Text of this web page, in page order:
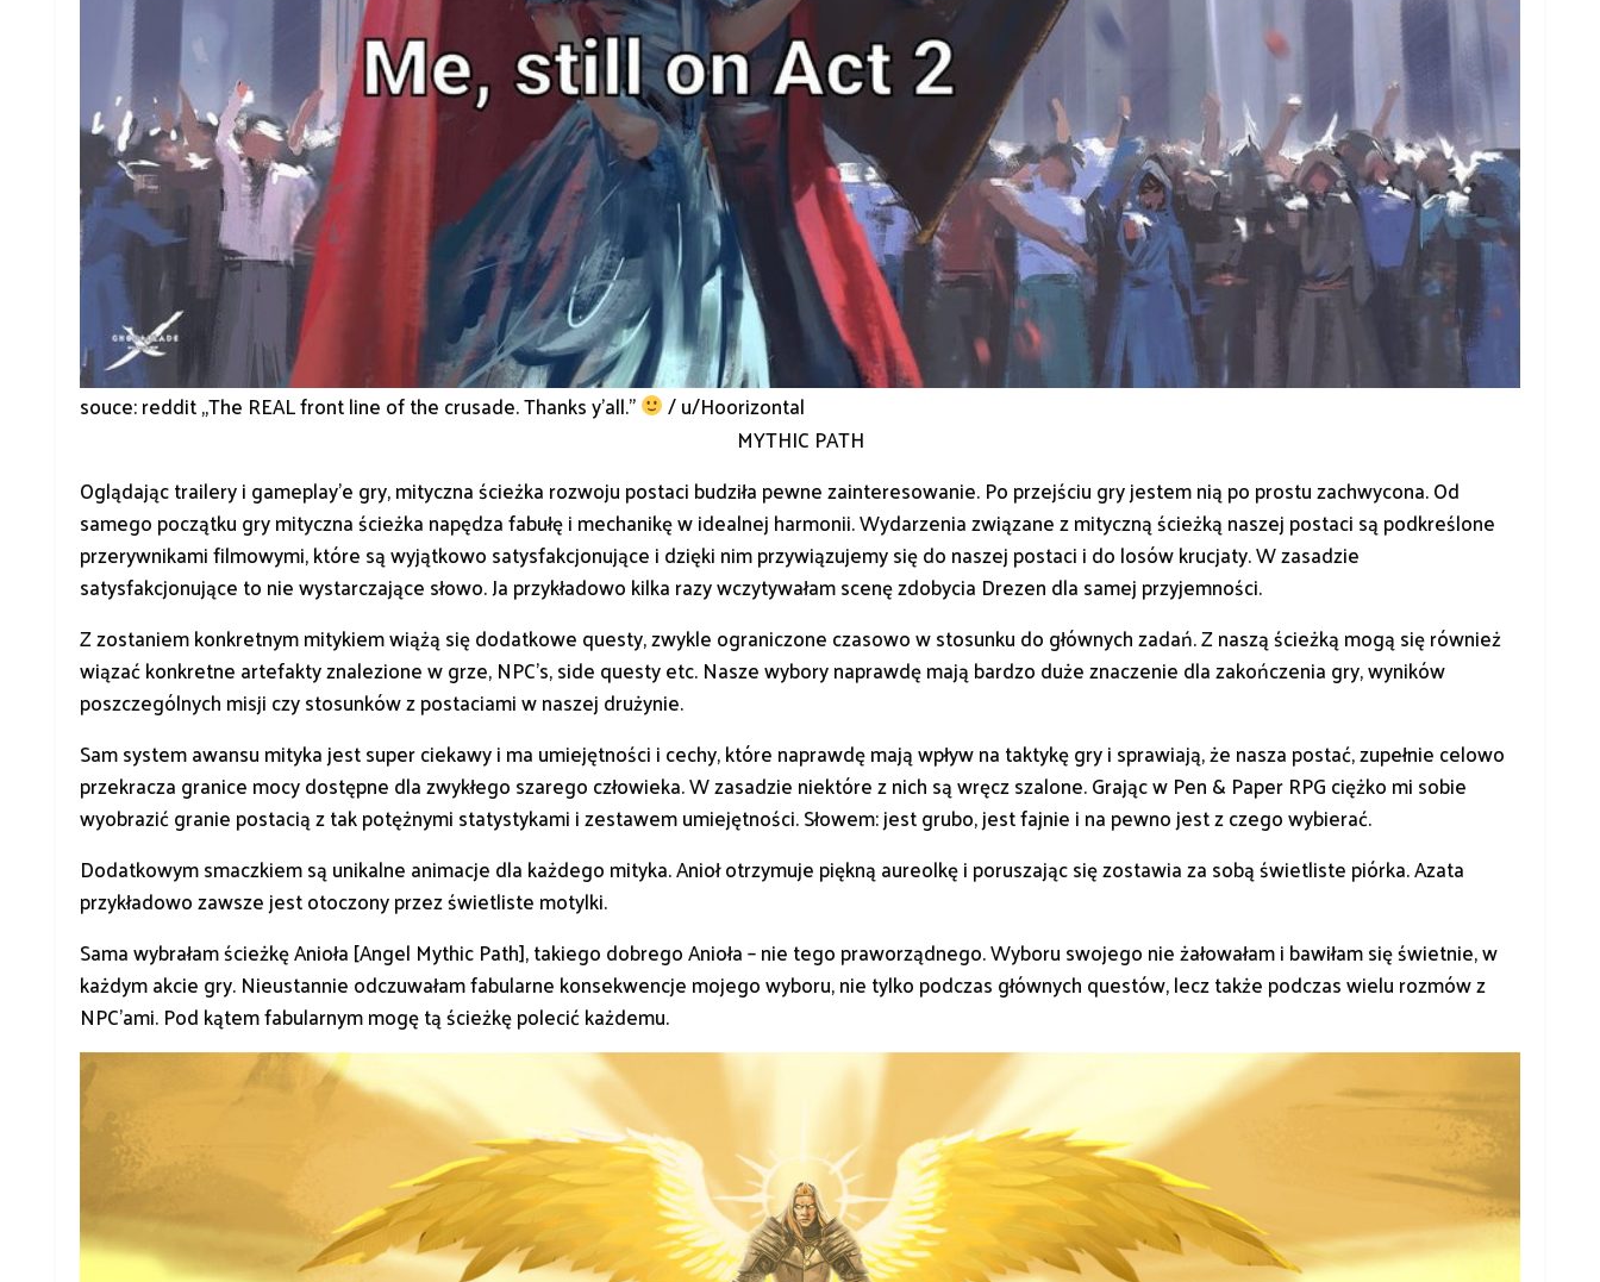
souce: reddit „The REAL front line of the crusade. Thanks y’all.”
/ u/Hoorizontal
MYTHIC PATH
Oglądając trailery i gameplay’e gry, mityczna ścieżka rozwoju postaci budziła pewne zainteresowanie. Po przejściu gry jestem nią po prostu zachwycona. Od
samego początku gry mityczna ścieżka napędza fabułę i mechanikę w idealnej harmonii. Wydarzenia związane z mityczną ścieżką naszej postaci są podkreślone
przerywnikami filmowymi, które są wyjątkowo satysfakcjonujące i dzięki nim przywiązujemy się do naszej postaci i do losów krucjaty. W zasadzie
satysfakcjonujące to nie wystarczające słowo. Ja przykładowo kilka razy wczytywałam scenę zdobycia Drezen dla samej przyjemności.
Z zostaniem konkretnym mitykiem wiążą się dodatkowe questy, zwykle ograniczone czasowo w stosunku do głównych zadań. Z naszą ścieżką mogą się również
wiązać konkretne artefakty znalezione w grze, NPC’s, side questy etc. Nasze wybory naprawdę mają bardzo duże znaczenie dla zakończenia gry, wyników
poszczególnych misji czy stosunków z postaciami w naszej drużynie.
Sam system awansu mityka jest super ciekawy i ma umiejętności i cechy, które naprawdę mają wpływ na taktykę gry i sprawiają, że nasza postać, zupełnie celowo
przekracza granice mocy dostępne dla zwykłego szarego człowieka. W zasadzie niektóre z nich są wręcz szalone. Grając w Pen & Paper RPG ciężko mi sobie
wyobrazić granie postacią z tak potężnymi statystykami i zestawem umiejętności. Słowem: jest grubo, jest fajnie i na pewno jest z czego wybierać.
Dodatkowym smaczkiem są unikalne animacje dla każdego mityka. Anioł otrzymuje piękną aureolkę i poruszając się zostawia za sobą świetliste piórka. Azata
przykładowo zawsze jest otoczony przez świetliste motylki.
Sama wybrałam ścieżkę Anioła [Angel Mythic Path], takiego dobrego Anioła – nie tego praworządnego. Wyboru swojego nie żałowałam i bawiłam się świetnie, w
każdym akcie gry. Nieustannie odczuwałam fabularne konsekwencje mojego wyboru, nie tylko podczas głównych questów, lecz także podczas wielu rozmów z
NPC’ami. Pod kątem fabularnym mogę tą ścieżkę polecić każdemu.